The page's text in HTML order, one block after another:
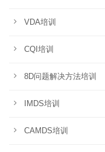
VDA培训
CQI培训
8D问题解决方法培训
IMDS培训
CAMDS培训